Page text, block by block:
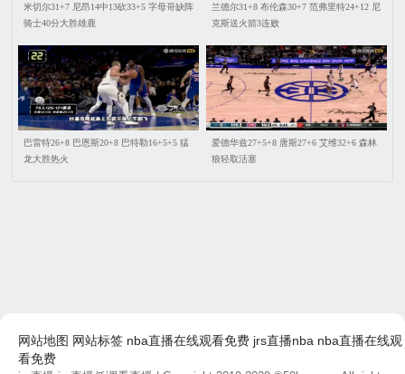
米切尔31+7 尼昂14中13砍33+5 字母哥缺阵
骑士40分大胜雄鹿
兰德尔31+8 布伦森30+7 范弗里特24+12 尼
克斯送火箭3连败
巴雷特26+8 巴恩斯20+8 巴特勒16+5+5 猛
龙大胜热火
爱德华兹27+5+8 唐斯27+6 艾维32+6 森林
狼轻取活塞
网站地图 网站标签 nba直播在线观看免费 jrs直播nba nba直播在线观
看免费